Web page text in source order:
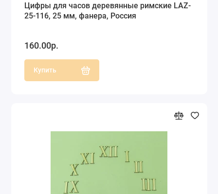
Цифры для часов деревянные римские LAZ-
25-116, 25 мм, фанера, Россия
160.00р.
Купить